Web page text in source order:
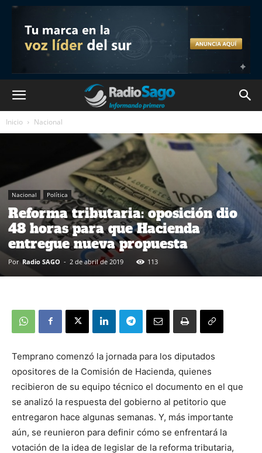
Inicio Nacional
Nacional Política
Reforma tributaria: oposición dio
48 horas para que Hacienda
entregue nueva propuesta
Por Radio SAGO - 2 de abril de 2019 113
Temprano comenzó la jornada para los diputados
opositores de la Comisión de Hacienda, quienes
recibieron de su equipo técnico el documento en el que
se analizó la respuesta del gobierno al petitorio que
entregaron hace algunas semanas. Y, más importante
aún, se reunieron para definir cómo se enfrentará la
votación de la idea de legislar de la reforma tributaria,